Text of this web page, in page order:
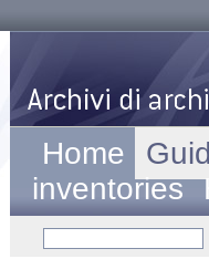
Home
inventories